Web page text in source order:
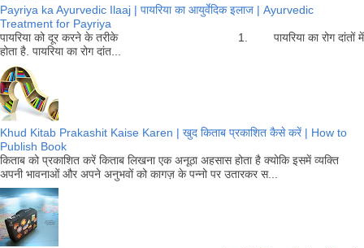
Payriya ka Ayurvedic Ilaaj | पायरिया का आयुर्वेदिक इलाज | Ayurvedic
Treatment for Payriya
पायरिया को दूर करने के तरीके 1. पायरिया का रोग दांतों में
होता है. पायरिया का रोग दांत...
Khud Kitab Prakashit Kaise Karen | खुद किताब प्रकाशित कैसे करें | How to
Publish Book
किताब को प्रकाशित करें किताब लिखना एक अनूठा अहसास होता है क्योकि इसमें व्यक्ति
अपनी भावनाओं और अपने अनुभवों को कागज़ के पन्नो पर उतारकर स...